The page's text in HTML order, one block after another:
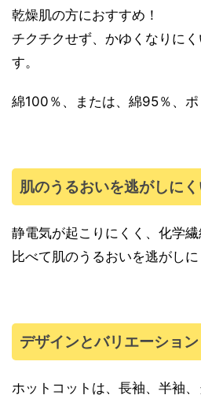
乾燥肌の方におすすめ！
チクチクせず、かゆくなりに
す。
綿100％、または、綿95％、
肌のうるおいを逃がしに
静電気が起こりにくく、化学
比べて肌のうるおいを逃がしに
デザインとバリエーション
ホットコットは、長袖、半袖、